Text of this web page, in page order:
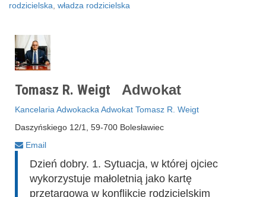
rodzicielska władza rodzicielska
Tomasz R. Weigt Adwokat
Kancelaria Adwokacka Adwokat Tomasz R. Weigt
Daszyńskiego 12/1, 59-700 Bolesławiec
Email
Dzień dobry. 1. Sytuacja, w której ojciec
wykorzystuje małoletnią jako kartę
przetargową w konflikcie rodzicielskim